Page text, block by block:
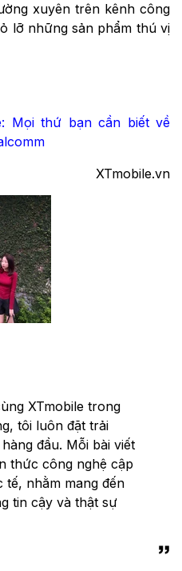
xuyên trên kênh công
lỡ những sản phẩm thú vị
Mọi thứ bạn cần biết về
XTmobile.vn
XTmobile trong
tôi luôn đặt trải
đầu. Mỗi bài viết
thức công nghệ cập
nhằm mang đến
tin cậy và thật sự